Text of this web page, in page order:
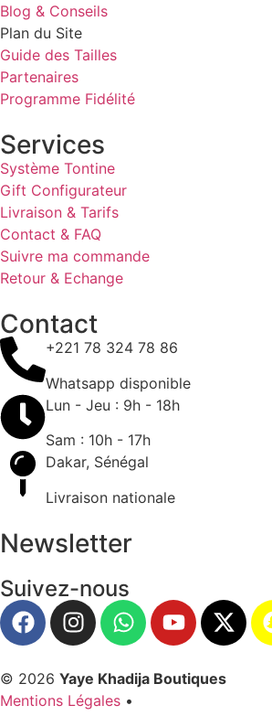
Blog & Conseils
Plan du Site
Guide des Tailles
Partenaires
Programme Fidélité
Services
Système Tontine
Gift Configurateur
Livraison & Tarifs
Contact & FAQ
Suivre ma commande
Retour & Echange
Contact
+221 78 324 78 86
Whatsapp disponible
Lun - Jeu : 9h - 18h
Sam : 10h - 17h
Dakar, Sénégal
Livraison nationale
Newsletter
Suivez-nous
© 2026 Yaye Khadija Boutiques
Mentions Légales •